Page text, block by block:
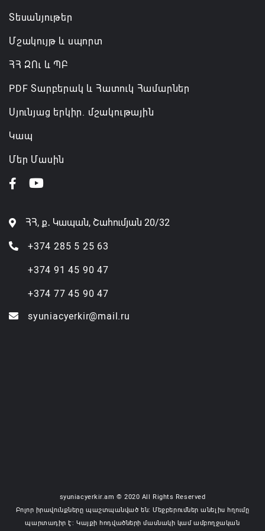
Տեսանյութեր
Մշակույթ և սպորտ
ՀՀ ԶՈւ և ՊԲ
PDF Տարբերակ և Հատուկ Համարներ
Սյունյաց երկիր. մշակութային
Կապ
Մեր Մասին
ՀՀ, ք․ Կապան, Շահումյան 20/32
+374 285 5 25 63
+374 91 45 90 47
+374 77 45 90 47
syuniacyerkir@mail.ru
syuniacyerkir.am © 2020 All Rights Reserved
Բոլոր իրավունքները պաշտպանված են: Մեջբերումներ անելիս հղումը
պարտադիր է: Կայքի հոդվածների մասնակի կամ ամբողջական